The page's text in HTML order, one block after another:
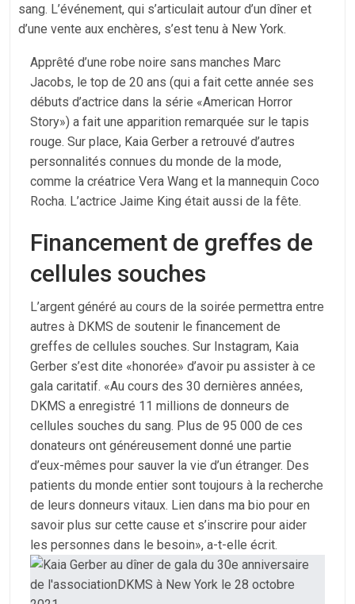
sang. L’événement, qui s’articulait autour d’un dîner et
d’une vente aux enchères, s’est tenu à New York.
Apprêté d’une robe noire sans manches Marc
Jacobs, le top de 20 ans (qui a fait cette année ses
débuts d’actrice dans la série «American Horror
Story») a fait une apparition remarquée sur le tapis
rouge. Sur place, Kaia Gerber a retrouvé d’autres
personnalités connues du monde de la mode,
comme la créatrice Vera Wang et la mannequin Coco
Rocha. L’actrice Jaime King était aussi de la fête.
Financement de greffes de
cellules souches
L’argent généré au cours de la soirée permettra entre
autres à DKMS de soutenir le financement de
greffes de cellules souches. Sur Instagram, Kaia
Gerber s’est dite «honorée» d’avoir pu assister à ce
gala caritatif. «Au cours des 30 dernières années,
DKMS a enregistré 11 millions de donneurs de
cellules souches du sang. Plus de 95 000 de ces
donateurs ont généreusement donné une partie
d’eux-mêmes pour sauver la vie d’un étranger. Des
patients du monde entier sont toujours à la recherche
de leurs donneurs vitaux. Lien dans ma bio pour en
savoir plus sur cette cause et s’inscrire pour aider
les personnes dans le besoin», a-t-elle écrit.